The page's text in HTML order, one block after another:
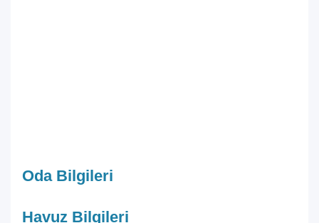
Oda Bilgileri
Havuz Bilgileri